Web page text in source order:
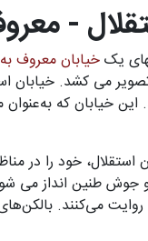
-
یکخیابان معروف
تصویر می کشد. خیابان
این خیابان که
استقلال، خود را در
طنین انداز می
می‌کنند.